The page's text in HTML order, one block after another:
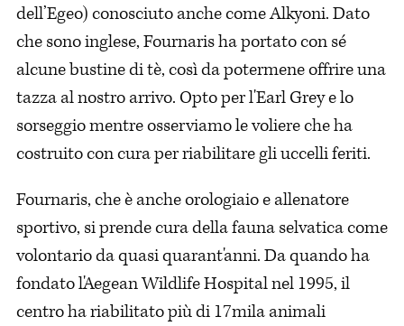
dell’Egeo) conosciuto anche come Alkyoni. Dato
che sono inglese, Fournaris ha portato con sé
alcune bustine di tè, così da potermene offrire una
tazza al nostro arrivo. Opto per l'Earl Grey e lo
sorseggio mentre osserviamo le voliere che ha
costruito con cura per riabilitare gli uccelli feriti.
Fournaris, che è anche orologiaio e allenatore
sportivo, si prende cura della fauna selvatica come
volontario da quasi quarant'anni. Da quando ha
fondato l'Aegean Wildlife Hospital nel 1995, il
centro ha riabilitato più di 17mila animali